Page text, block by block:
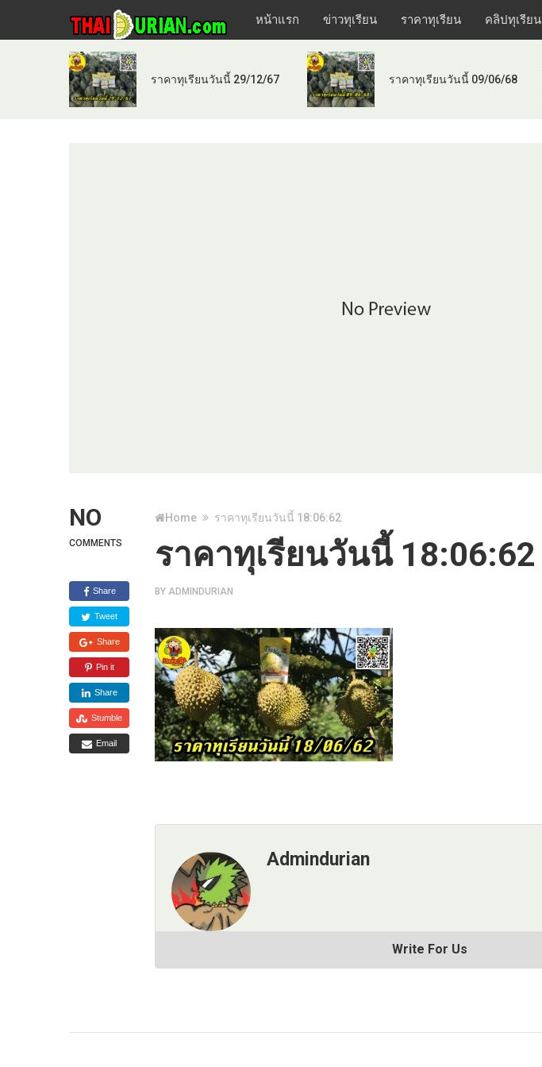
หน้าแรก ข่าวทุเรียน ราคาทุเรียน คลิปทุเรียน
ราคาทุเรียนวันนี้ 29/12/67 ราคาทุเรียนวันนี้ 09/06/68
NO
COMMENTS
Share
Tweet
Share
Pin it
Share
Stumble
Email
Home ราคาทุเรียนวันนี้ 18:06:62
ราคาทุเรียนวันนี้ 18:06:62
BY ADMINDURIAN
Admindurian
Write For Us